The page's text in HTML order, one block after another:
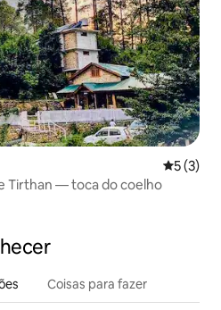
5 de
5 (3)
Tirthan — toca do coelho
Coisas para fazer